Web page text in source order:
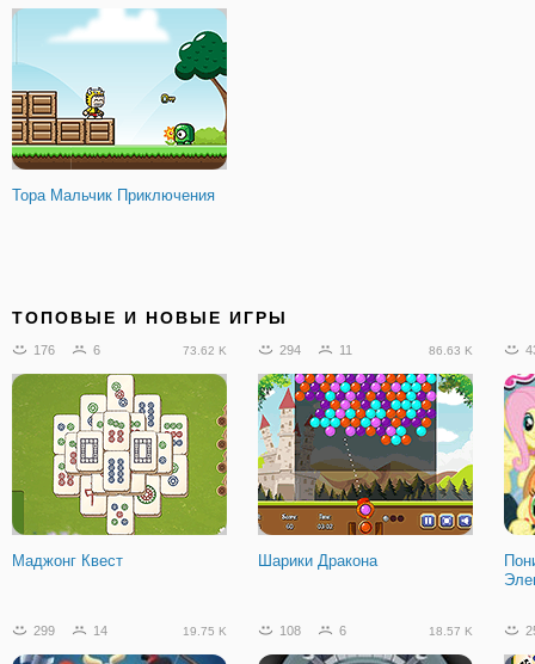
Тора Мальчик Приключения
ТОПОВЫЕ И НОВЫЕ ИГРЫ
176 6 73.62 K
Маджонг Квест
294 11 86.63 K
Шарики Дракона
299 14 19.75 K 108 6 18.57 K